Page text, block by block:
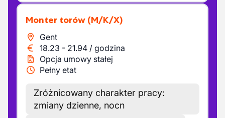
Monter torów (M/K/X)
Gent
18.23 - 21.94 / godzina
Opcja umowy stałej
Pełny etat
Zróżnicowany charakter pracy:
zmiany dzienne, nocn